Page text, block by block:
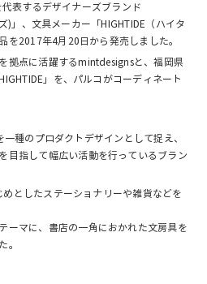
代表するデザイナーズブランド
)」、文具メーカー「HIGHTIDE（ハイタ
を2017年4月20日から発売しました。
拠点に活躍するmintdesignsと、福岡県
」を、パルコがコーディネート
種のプロダクトデザインとして捉え、
目指して幅広い活動を行っているブラン
めとしたステーショナリーや雑貨などを
ーマに、書店の一角におかれた文房具を
。